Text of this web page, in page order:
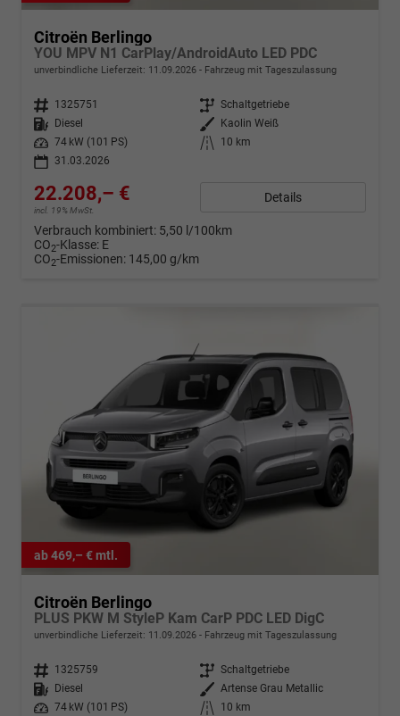
Citroën Berlingo
YOU MPV N1 CarPlay/AndroidAuto LED PDC
unverbindliche Lieferzeit: 11.09.2026 Fahrzeug mit Tageszulassung
Fahrzeugnr. 1325751 Getriebe Schaltgetriebe
Kraftstoff
Diesel Außenfarbe
Kaolin Weiß
Leistung
74 kW (101 PS) Kilometerstand
10 km
31.03.2026
22.208,– €
incl. 19% MwSt.
Details
Verbrauch kombiniert: 5,50 l/100km
CO2-Klasse: E
CO2-Emissionen: 145,00 g/km
ab 469,– € mtl.
Citroën Berlingo
PLUS PKW M StyleP Kam CarP PDC LED DigC
unverbindliche Lieferzeit: 11.09.2026 Fahrzeug mit Tageszulassung
Fahrzeugnr. 1325759 Getriebe Schaltgetriebe
Kraftstoff
Diesel Außenfarbe Artense Grau Metallic
Leistung
74 kW (101 PS) Kilometerstand
10 km